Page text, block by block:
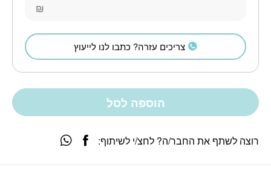
₪
צריכים עזרה? כתבו לנו לייעוץ
הוספה לסל
רוצה לשתף את החבר/ה? לחצ/י לשיתוף: